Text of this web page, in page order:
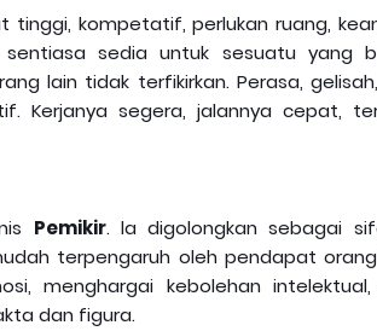
tinggi, kompetatif, perlukan ruang,
sedia untuk sesuatu yang
lain tidak terfikirkan. Perasa,
Kerjanya segera, jalannya cepat,
Pemikir. la digolongkan sebagai
terpengaruh oleh pendapat
menghargai kebolehan
dan figura.